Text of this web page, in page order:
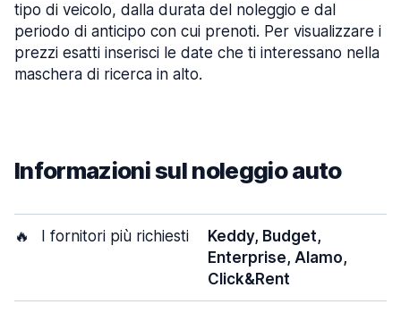
tipo di veicolo, dalla durata del noleggio e dal
periodo di anticipo con cui prenoti. Per visualizzare i
prezzi esatti inserisci le date che ti interessano nella
maschera di ricerca in alto.
Informazioni sul noleggio auto
🔥 I fornitori più richiesti
Keddy, Budget,
Enterprise, Alamo,
Click&Rent